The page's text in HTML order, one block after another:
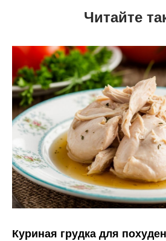
Читайте
Куриная грудка для